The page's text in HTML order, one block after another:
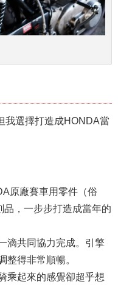
我選擇打造成HONDA當
原廠賽車用零件（俗
，一步步打造成當年的
滴共同協力完成。引擎
整得非常順暢。
乘起來的感覺卻超乎想